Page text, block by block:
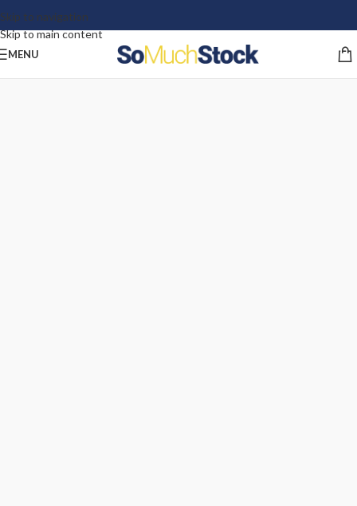
Skip to navigation
Skip to main content
MENU